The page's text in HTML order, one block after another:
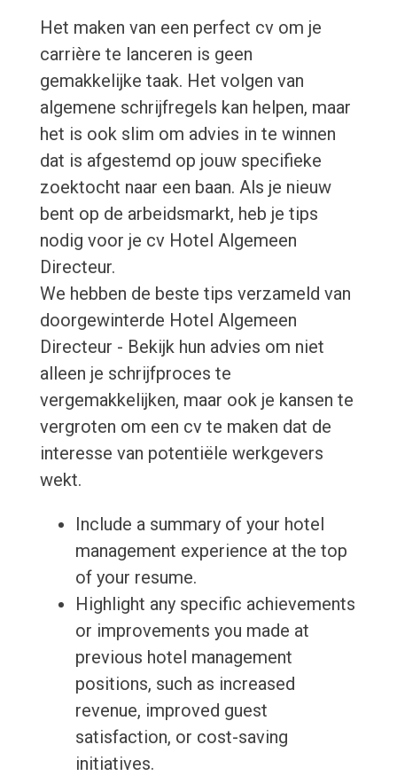
Het maken van een perfect cv om je
carrière te lanceren is geen
gemakkelijke taak. Het volgen van
algemene schrijfregels kan helpen, maar
het is ook slim om advies in te winnen
dat is afgestemd op jouw specifieke
zoektocht naar een baan. Als je nieuw
bent op de arbeidsmarkt, heb je tips
nodig voor je cv Hotel Algemeen
Directeur.
We hebben de beste tips verzameld van
doorgewinterde Hotel Algemeen
Directeur - Bekijk hun advies om niet
alleen je schrijfproces te
vergemakkelijken, maar ook je kansen te
vergroten om een cv te maken dat de
interesse van potentiële werkgevers
wekt.
Include a summary of your hotel
management experience at the top
of your resume.
Highlight any specific achievements
or improvements you made at
previous hotel management
positions, such as increased
revenue, improved guest
satisfaction, or cost-saving
initiatives.